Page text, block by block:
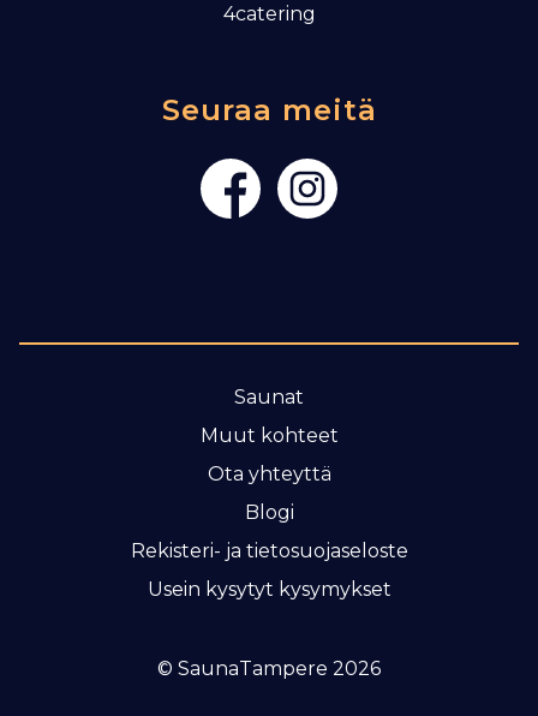
4catering
Seuraa meitä
Saunat
Muut kohteet
Ota yhteyttä
Blogi
Rekisteri- ja tietosuojaseloste
Usein kysytyt kysymykset
© SaunaTampere 2026